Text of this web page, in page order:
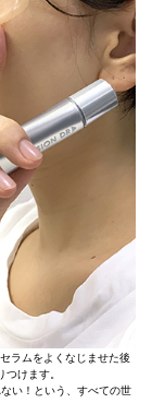
ラムをよくなじませた後
けます。
い！という、すべての世